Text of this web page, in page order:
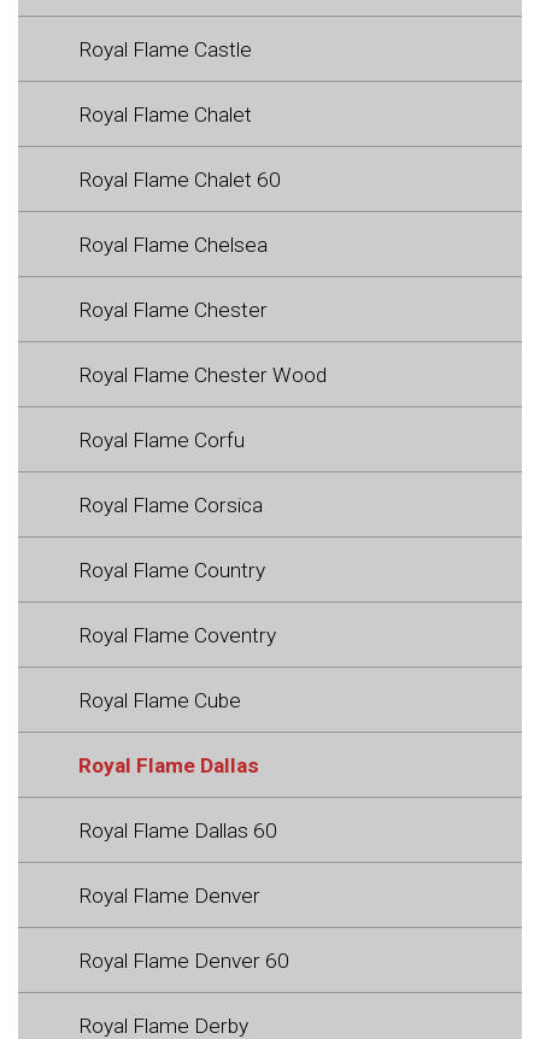
Royal Flame Castle
Royal Flame Chalet
Royal Flame Chalet 60
Royal Flame Chelsea
Royal Flame Chester
Royal Flame Chester Wood
Royal Flame Corfu
Royal Flame Corsica
Royal Flame Country
Royal Flame Coventry
Royal Flame Cube
Royal Flame Dallas
Royal Flame Dallas 60
Royal Flame Denver
Royal Flame Denver 60
Royal Flame Derby